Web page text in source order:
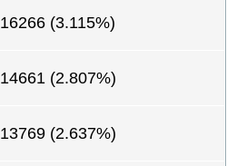
16266 (3.115%)
14661 (2.807%)
13769 (2.637%)